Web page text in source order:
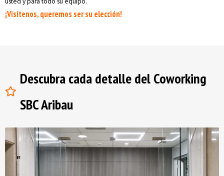
¡Visítenos, queremos ser su elección!
Descubra cada detalle del Coworking
SBC Aribau